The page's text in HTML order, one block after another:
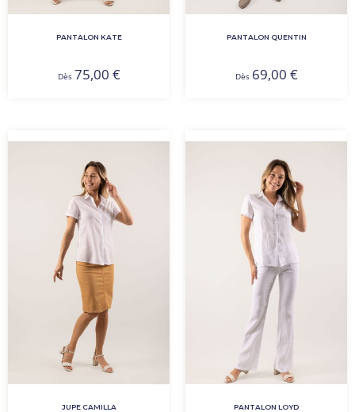
PANTALON KATE
Dès 75,00 €
PANTALON QUENTIN
Dès 69,00 €
JUPE CAMILLA PANTALON LOYD